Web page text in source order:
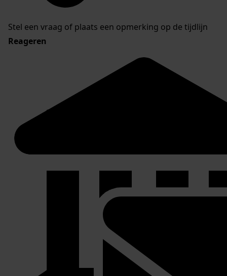
Stel een vraag of plaats een opmerking op de tijdlijn
Reageren